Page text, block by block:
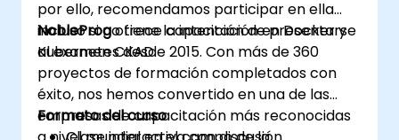
por ello, recomendamos participar en ella
incluso si no tiene la intención de presentarse
al examen CKAD.
NobleProgofrece capacitación en Docker y
Kubernetes desde 2015. Con más de 360
proyectos de formación completados con
éxito, nos hemos convertido en una de las
empresas de capacitación más reconocidas
Formato del curso